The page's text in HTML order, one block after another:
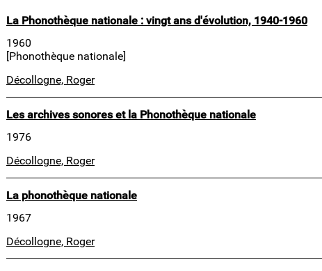
La Phonothèque nationale : vingt ans d'évolution, 1940-1960
1960
[Phonothèque nationale]
Décollogne, Roger
Les archives sonores et la Phonothèque nationale
1976
Décollogne, Roger
La phonothèque nationale
1967
Décollogne, Roger